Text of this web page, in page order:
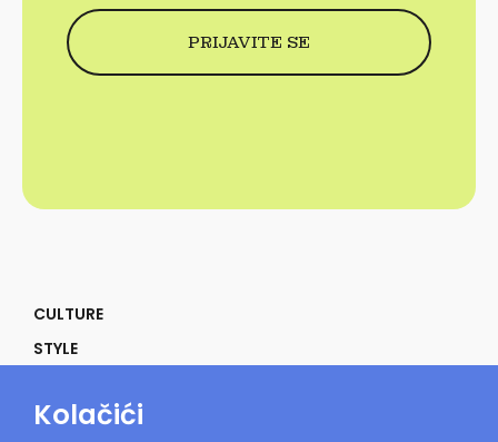
CULTURE
STYLE
POWER
Kolačići